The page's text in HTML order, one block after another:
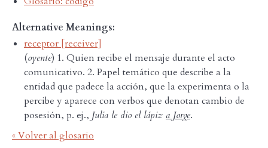
Alternative Meanings:
receptor [receiver]
(oyente) 1. Quien recibe el mensaje durante el acto
comunicativo. 2. Papel temático que describe a la
entidad que padece la acción, que la experimenta o la
percibe y aparece con verbos que denotan cambio de
posesión, p. ej., Julia le dio el lápiz a Jorge.
« Volver al glosario